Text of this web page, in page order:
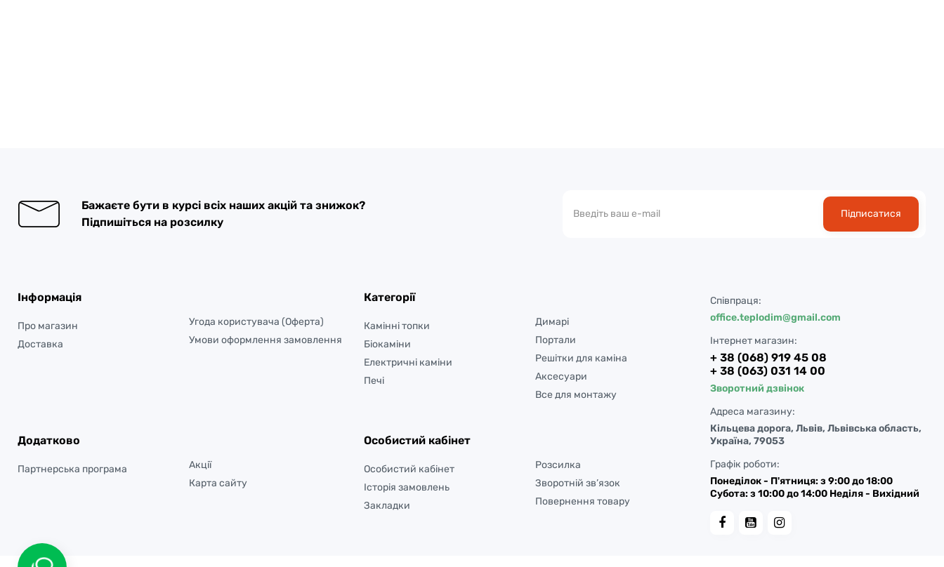
Бажаєте бути в курсі всіх наших акцій та знижок?
Підпишіться на розсилку
Підписатися
Інформація
Про магазин
Доставка
Угода користувача (Оферта)
Умови оформлення замовлення
Категорії
Камінні топки
Біокаміни
Електричні каміни
Печі
Димарі
Портали
Решітки для каміна
Аксесуари
Все для монтажу
Додатково
Партнерська програма
Акції
Карта сайту
Особистий кабінет
Особистий кабінет
Історія замовлень
Закладки
Розсилка
Зворотній зв’язок
Повернення товару
Співпраця:
office.teplodim@gmail.com
Інтернет магазин:
+ 38 (068) 919 45 08
+ 38 (063) 031 14 00
Зворотний дзвінок
Адреса магазину:
Кільцева дорога, Львів, Львівська область,
Україна, 79053
Графік роботи:
Понеділок - П'ятниця: з 9:00 до 18:00
Субота: з 10:00 до 14:00 Неділя - Вихідний